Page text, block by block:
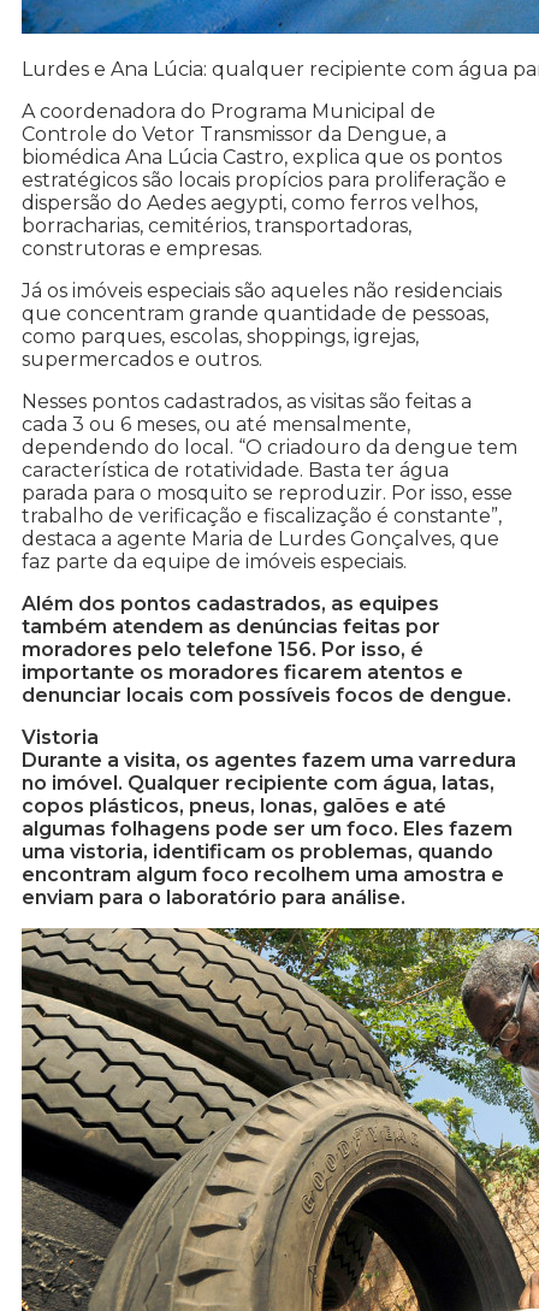
Lurdes e Ana Lúcia: qualquer recipiente com água
A coordenadora do Programa Municipal de
Controle do Vetor Transmissor da Dengue, a
biomédica Ana Lúcia Castro, explica que os pontos
estratégicos são locais propícios para proliferação e
dispersão do Aedes aegypti, como ferros velhos,
borracharias, cemitérios, transportadoras,
construtoras e empresas.
Já os imóveis especiais são aqueles não residenciais
que concentram grande quantidade de pessoas,
como parques, escolas, shoppings, igrejas,
supermercados e outros.
Nesses pontos cadastrados, as visitas são feitas a
cada 3 ou 6 meses, ou até mensalmente,
dependendo do local. “O criadouro da dengue tem
característica de rotatividade. Basta ter água
parada para o mosquito se reproduzir. Por isso, esse
trabalho de verificação e fiscalização é constante”,
destaca a agente Maria de Lurdes Gonçalves, que
faz parte da equipe de imóveis especiais.
Além dos pontos cadastrados, as equipes
também atendem as denúncias feitas por
moradores pelo telefone 156. Por isso, é
importante os moradores ficarem atentos e
denunciar locais com possíveis focos de dengue.
Vistoria
Durante a visita, os agentes fazem uma varredura
no imóvel. Qualquer recipiente com água, latas,
copos plásticos, pneus, lonas, galões e até
algumas folhagens pode ser um foco. Eles fazem
uma vistoria, identificam os problemas, quando
encontram algum foco recolhem uma amostra e
enviam para o laboratório para análise.